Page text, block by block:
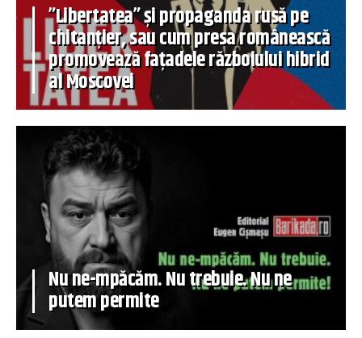
”Libertatea” și propaganda rusă pe
chitanțier, sau cum presa românească
promovează fațadele războiului hibrid
al Moscovei
Nu ne-mpăcăm. Nu trebuie. Nu ne
putem permite